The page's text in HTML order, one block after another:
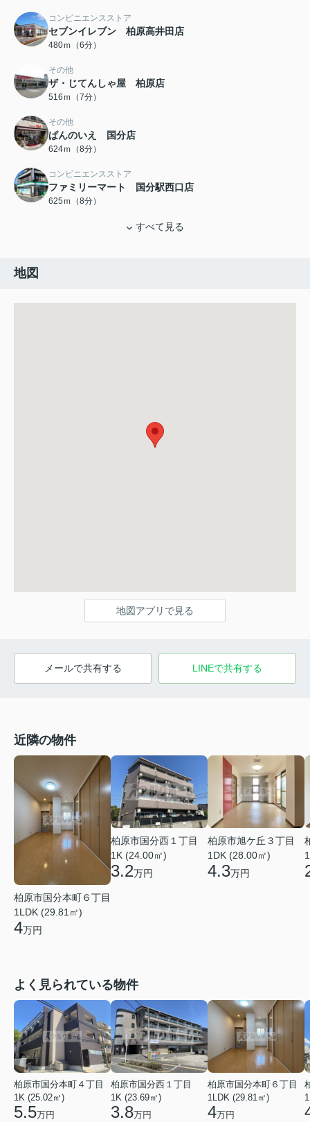
コンビニエンスストア
セブンイレブン 柏原高井田店
480ｍ（6分）
その他
ザ・じてんしゃ屋 柏原店
516ｍ（7分）
その他
ぱんのいえ 国分店
624ｍ（8分）
コンビニエンスストア
ファミリーマート 国分駅西口店
625ｍ（8分）
すべて見る
地図
地図アプリで見る
メールで共有する LINEで共有する
近隣の物件
柏原市国分本町６丁目
1LDK (29.81㎡)
4万円
柏原市国分西１丁目
1K (24.00㎡)
3.2万円
柏原市旭ケ丘３丁目
1DK (28.00㎡)
4.3万円
よく見られている物件
柏原市国分本町４丁目
1K (25.02㎡)
5.5万円
柏原市国分西１丁目
1K (23.69㎡)
3.8万円
柏原市国分本町６丁目
1LDK (29.81㎡)
4万円